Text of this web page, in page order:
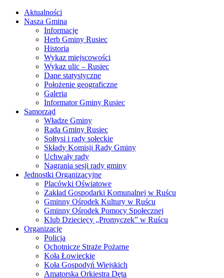
Aktualności
Nasza Gmina
Informacje
Herb Gminy Rusiec
Historia
Wykaz miejscowości
Wykaz ulic – Rusiec
Dane statystyczne
Położenie geograficzne
Galeria
Informator Gminy Rusiec
Samorząd
Władze Gminy
Rada Gminy Rusiec
Sołtysi i rady sołeckie
Składy Komisji Rady Gminy
Uchwały rady
Nagrania sesji rady gminy
Jednostki Organizacyjne
Placówki Oświatowe
Zakład Gospodarki Komunalnej w Ruścu
Gminny Ośrodek Kultury w Ruścu
Gminny Ośrodek Pomocy Społecznej
Klub Dziecięcy „Promyczek” w Ruścu
Organizacje
Policja
Ochotnicze Straże Pożarne
Koła Łowieckie
Koła Gospodyń Wiejskich
Amatorska Orkiestra Dęta